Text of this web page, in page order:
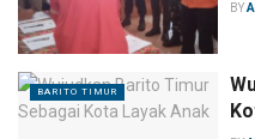
BY
BARITO TIMUR